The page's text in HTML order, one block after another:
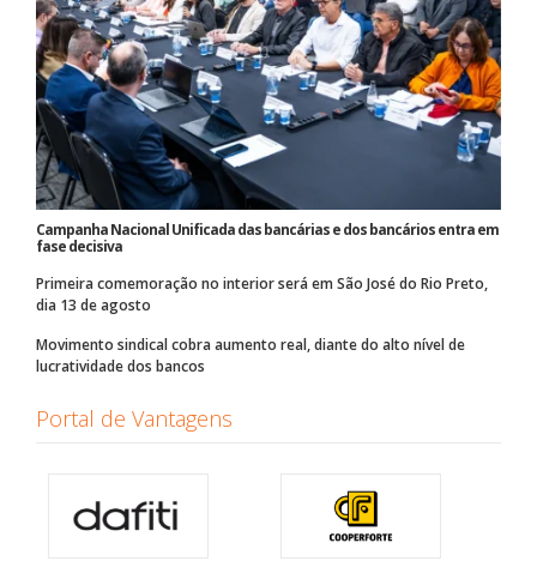
Campanha Nacional Unificada das bancárias e dos bancários entra em
fase decisiva
Primeira comemoração no interior será em São José do Rio Preto,
dia 13 de agosto
Movimento sindical cobra aumento real, diante do alto nível de
lucratividade dos bancos
Portal de Vantagens